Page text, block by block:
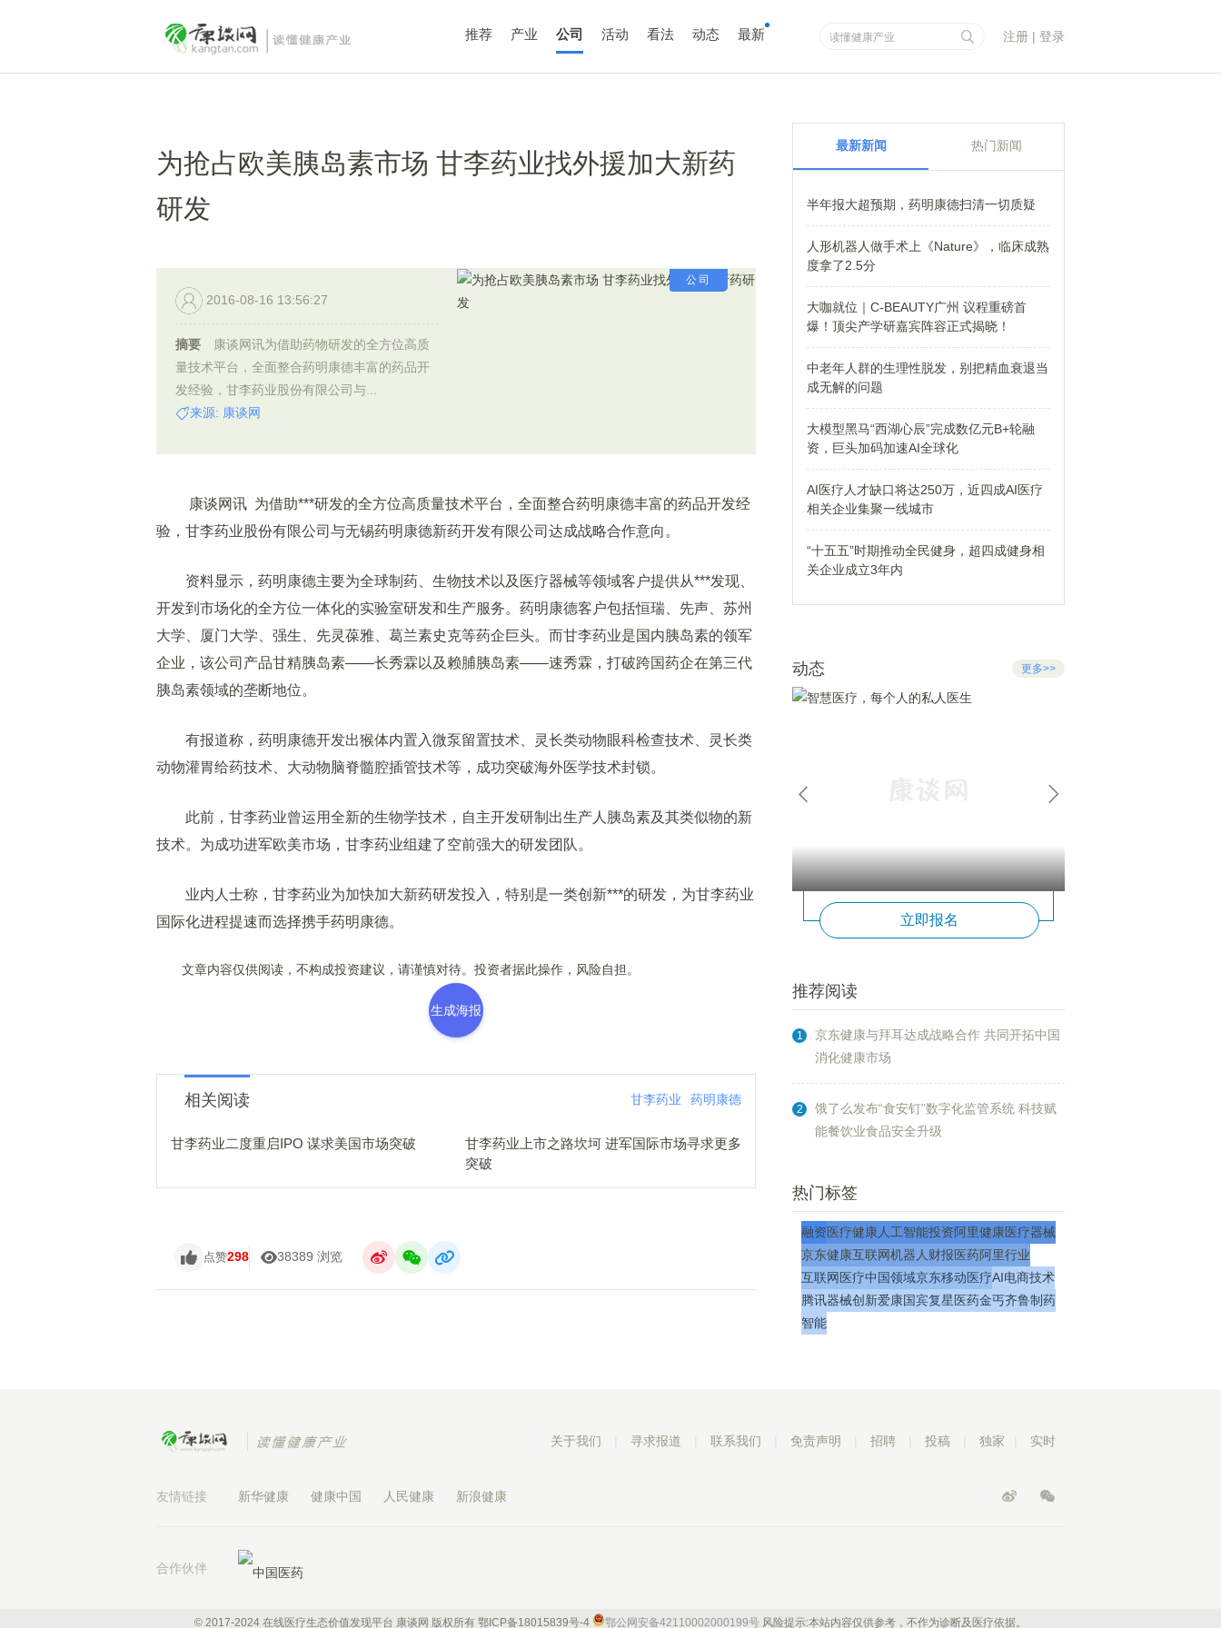
推荐 产业 公司 活动 看法 动态 最新 注册 | 登录
为抢占欧美胰岛素市场 甘李药业找外援加大新药
研发
公司
2016-08-16 13:56:27
摘要
康谈网讯为借助药物研发的全方位高质
量技术平台，全面整合药明康德丰富的药品开
发经验，甘李药业股份有限公司与...
来源: 康谈网
康谈网讯 为借助***研发的全方位高质量技术平台，全面整合药明康德丰富的药品开发经
验，甘李药业股份有限公司与无锡药明康德新药开发有限公司达成战略合作意向。
资料显示，药明康德主要为全球制药、生物技术以及医疗器械等领域客户提供从***发现、
开发到市场化的全方位一体化的实验室研发和生产服务。药明康德客户包括恒瑞、先声、苏州
大学、厦门大学、强生、先灵葆雅、葛兰素史克等药企巨头。而甘李药业是国内胰岛素的领军
企业，该公司产品甘精胰岛素——长秀霖以及赖脯胰岛素——速秀霖，打破跨国药企在第三代
胰岛素领域的垄断地位。
有报道称，药明康德开发出猴体内置入微泵留置技术、灵长类动物眼科检查技术、灵长类
动物灌胃给药技术、大动物脑脊髓腔插管技术等，成功突破海外医学技术封锁。
此前，甘李药业曾运用全新的生物学技术，自主开发研制出生产人胰岛素及其类似物的新
技术。为成功进军欧美市场，甘李药业组建了空前强大的研发团队。
业内人士称，甘李药业为加快加大新药研发投入，特别是一类创新***的研发，为甘李药业
国际化进程提速而选择携手药明康德。
文章内容仅供阅读，不构成投资建议，请谨慎对待。投资者据此操作，风险自担。
生成海报
相关阅读 甘李药业 药明康德
甘李药业二度重启IPO 谋求美国市场突破
甘李药业上市之路坎坷 进军国际市场寻求更多
突破
点赞298 38389 浏览
最新新闻 热门新闻
半年报大超预期，药明康德扫清一切质疑
人形机器人做手术上《Nature》，临床成熟
度拿了2.5分
大咖就位｜C-BEAUTY广州 议程重磅首
爆！顶尖产学研嘉宾阵容正式揭晓！
中老年人群的生理性脱发，别把精血衰退当
成无解的问题
大模型黑马“西湖心辰”完成数亿元B+轮融
资，巨头加码加速AI全球化
AI医疗人才缺口将达250万，近四成AI医疗
相关企业集聚一线城市
“十五五”时期推动全民健身，超四成健身相
关企业成立3年内
动态 更多>>
立即报名
推荐阅读
1
京东健康与拜耳达成战略合作 共同开拓中国
消化健康市场
2
饿了么发布“食安钉”数字化监管系统 科技赋
能餐饮业食品安全升级
热门标签
融资医疗健康人工智能投资阿里健康医疗器械
京东健康互联网机器人 财报医药阿里行业
互联网医疗中国领域京东移动医疗AI电商技术
腾讯器械创新爱康国宾复星医药金丐齐鲁制药
智能
关于我们 寻求报道 联系我们 免责声明 招聘 投稿 独家 实时
友情链接 新华健康 健康中国 人民健康 新浪健康
合作伙伴
© 2017-2024 在线医疗生态价值发现平台 康谈网 版权所有 鄂ICP备18015839号-4 鄂公网安备42110002000199号 风险提示:本站内容仅供参考，不作为诊断及医疗依据。